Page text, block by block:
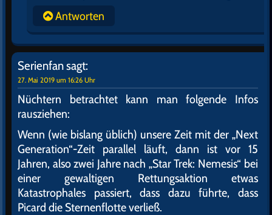
Antworten
Serienfansagt:
27. Mai 2019 um 16:26 Uhr
Nüchtern betrachtet kann man folgende Infos
rausziehen:
Wenn (wie bislang üblich) unsere Zeit mit der „Next
Generation“-Zeit parallel läuft, dann ist vor 15
Jahren, also zwei Jahre nach „Star Trek: Nemesis“ bei
einer gewaltigen Rettungsaktion etwas
Katastrophales passiert, dass dazu führte, dass
Picard die Sternenflotte verließ.